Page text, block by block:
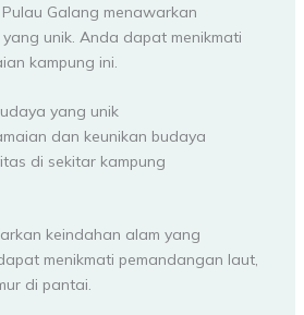
Galang menawarkan
unik. Anda dapat menikmati
kampung ini.
yang unik
dan keunikan budaya
di sekitar kampung
keindahan alam yang
menikmati pemandangan laut,
di pantai.